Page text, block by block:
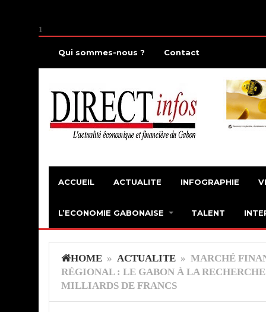
1
Qui sommes-nous ? Contact
ACCUEIL ACTUALITE INFOGRAPHIE
L’ECONOMIE GABONAISE TALENT
HOME » ACTUALITE » MARCHÉ
RÉGIONAL : LE GABON À LA
MILLIARDS DE FRANCS